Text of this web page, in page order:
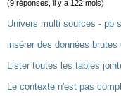
(9 réponses, il y a 122 mois)
Univers multi sources - pb
insérer des données brutes
Lister toutes les tables
Le contexte n'est pas